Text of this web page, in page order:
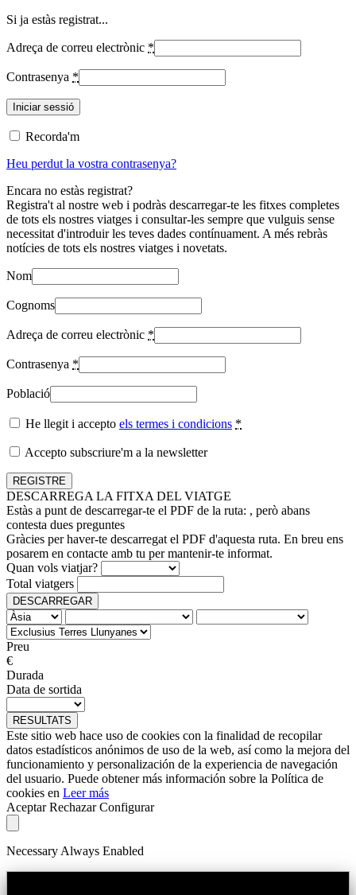
Si ja estàs registrat...
Adreça de correu electrònic *
Contrasenya *
Recorda'm
Heu perdut la vostra contrasenya?
Encara no estàs registrat?
Registra't al nostre web i podràs descarregar-te les fitxes completes
de tots els nostres viatges i consultar-les sempre que vulguis sense
necessitat d'introduir les teves dades contínuament. A més rebràs
notícies de tots els nostres viatges i novetats.
Nom
Cognoms
Adreça de correu electrònic *
Contrasenya *
Població
He llegit i accepto els termes i condicions *
Accepto subscriure'm a la newsletter
DESCARREGA LA FITXA DEL VIATGE
Estàs a punt de descarregar-te el PDF de la ruta: , però abans
contesta dues preguntes
Gràcies per haver-te descarregat el PDF d'aquesta ruta. En breu ens
posarem en contacte amb tu per mantenir-te informat.
Quan vols viatjar?
Total viatgers
DESCARREGAR
Preu
€
Durada
Data de sortida
RESULTATS
Este sitio web hace uso de cookies con la finalidad de recopilar
datos estadísticos anónimos de uso de la web, así como la mejora del
funcionamiento y personalización de la experiencia de navegación
del usuario. Puede obtener más información sobre la Política de
cookies en Leer más
Aceptar Rechazar Configurar
Necessary Always Enabled